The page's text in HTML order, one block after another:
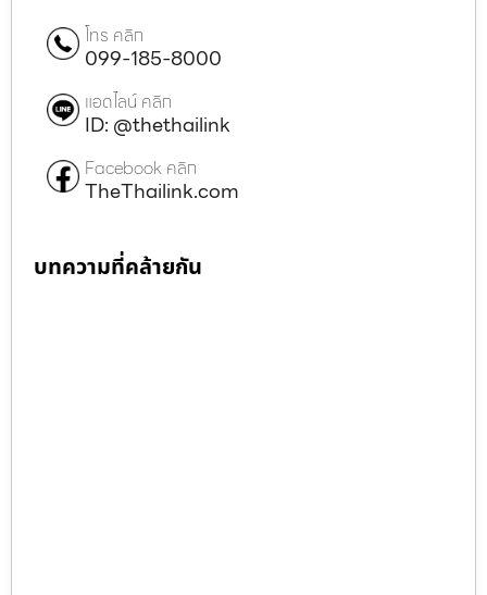
โทร คลิก
099-185-8000
แอดไลน์ คลิก
ID: @thethailink
Facebook คลิก
TheThailink.com
บทความที่คล้ายกัน